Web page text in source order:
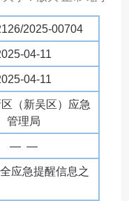
2025-00704
04-11
04-11
（新吴区）应急
管理局
— —
应急提醒信息之